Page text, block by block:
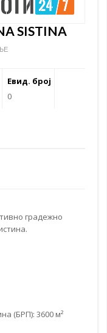
SISTINA
Евид. број
0
градежно
(БРП): 3600 м²